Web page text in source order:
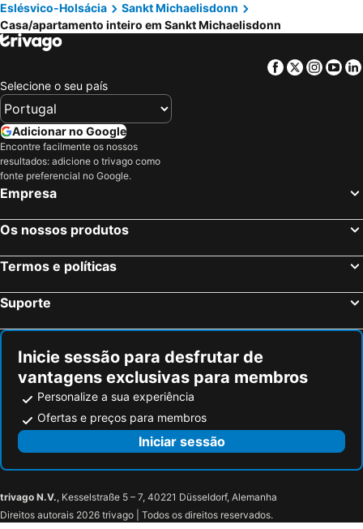
Eslésvico-Holsácia
Sankt Michaelisdonn
Casa/apartamento inteiro em Sankt Michaelisdonn
Facebook
Twitter
Selecione o seu país
Adicionar no Google
Encontre facilmente os nossos
resultados: adicione o trivago como
fonte preferencial no Google.
Empresa
Os nossos produtos
Termos e políticas
Suporte
Inicie sessão para desfrutar de
vantagens exclusivas para membros
Personalize a sua experiência
Ofertas e preços para membros
Iniciar sessão
trivago N.V., Kesselstraße 5 – 7, 40221 Düsseldorf, Alemanha
Direitos autorais 2026 trivago | Todos os direitos reservados.